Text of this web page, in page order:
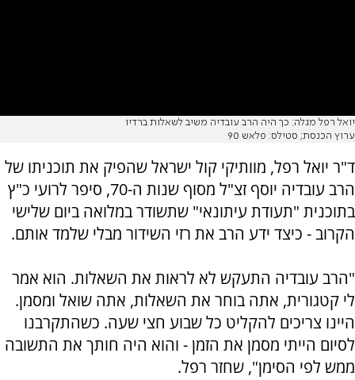
יואל רפל מגלה: כך היה הרב עובדיה משיב לשאלות ברדיו
ערוץ הכנסת; סטילס: פלאש 90
ד"ר יואל רפל, מוותיקי קול ישראל שהפיק את תוכניתו של
הרב עובדיה יוסף זצ"ל מסוף שנות ה-70, סיפר לרועי כ"ץ
בתוכנית "תעודת עיתונאי" שתשודר במלואה ביום שלישי
הקרוב - כיצד ידע הרב את רזי השידור מבלי שלמד אותם.
"הרב עובדיה התעקש לא לראות את השאלות. הוא אמר
לי קטגורית, אתה בוחר את השאלות, אתה שואל ומסמן.
היינו צריכים להקליט כל שבוע חצי שעה. כשהתקרבנו
לסיום הייתי מסמן את הזמן - והוא היה חותך את התשובה
ממש לפי הסימן", שחזר רפל.